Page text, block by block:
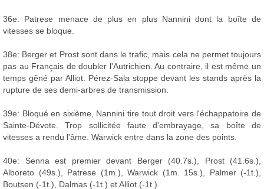
36e: Patrese menace de plus en plus Nannini dont la boîte de
vitesses se bloque.
38e: Berger et Prost sont dans le trafic, mais cela ne permet toujours
pas au Français de doubler l'Autrichien. Au contraire, il est même un
temps gêné par Alliot. Pérez-Sala stoppe devant les stands après la
rupture de ses demi-arbres de transmission.
39e: Bloqué en sixième, Nannini tire tout droit vers l'échappatoire de
Sainte-Dévote. Trop sollicitée faute d'embrayage, sa boîte de
vitesses a rendu l'âme. Warwick entre dans la zone des points.
40e: Senna est premier devant Berger (40.7s.), Prost (41.6s.),
Alboreto (49s.), Patrese (1m.), Warwick (1m. 15s.), Palmer (-1t.),
Boutsen (-1t.), Dalmas (-1t.) et Alliot (-1t.).